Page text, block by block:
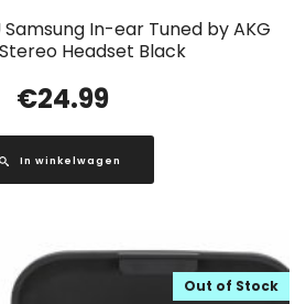
Samsung In-ear Tuned by AKG
Headset Black
€24.99
In winkelwagen
Out of Stock